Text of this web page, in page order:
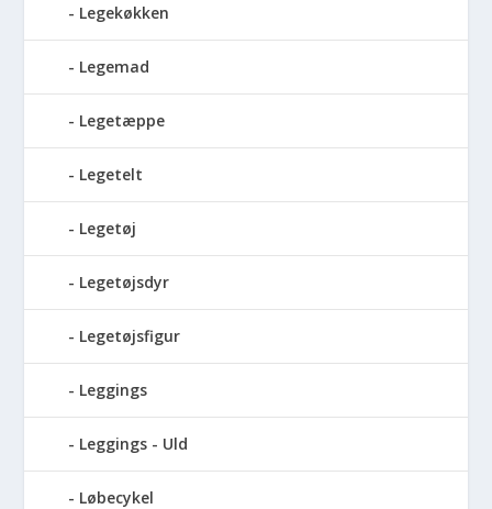
Legekøkken
Legemad
Legetæppe
Legetelt
Legetøj
Legetøjsdyr
Legetøjsfigur
Leggings
Leggings - Uld
Løbecykel